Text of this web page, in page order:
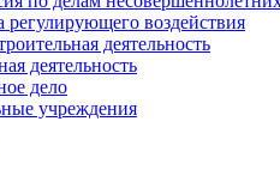
регулирующего воздействия
деятельность
деятельность
дело
учреждения